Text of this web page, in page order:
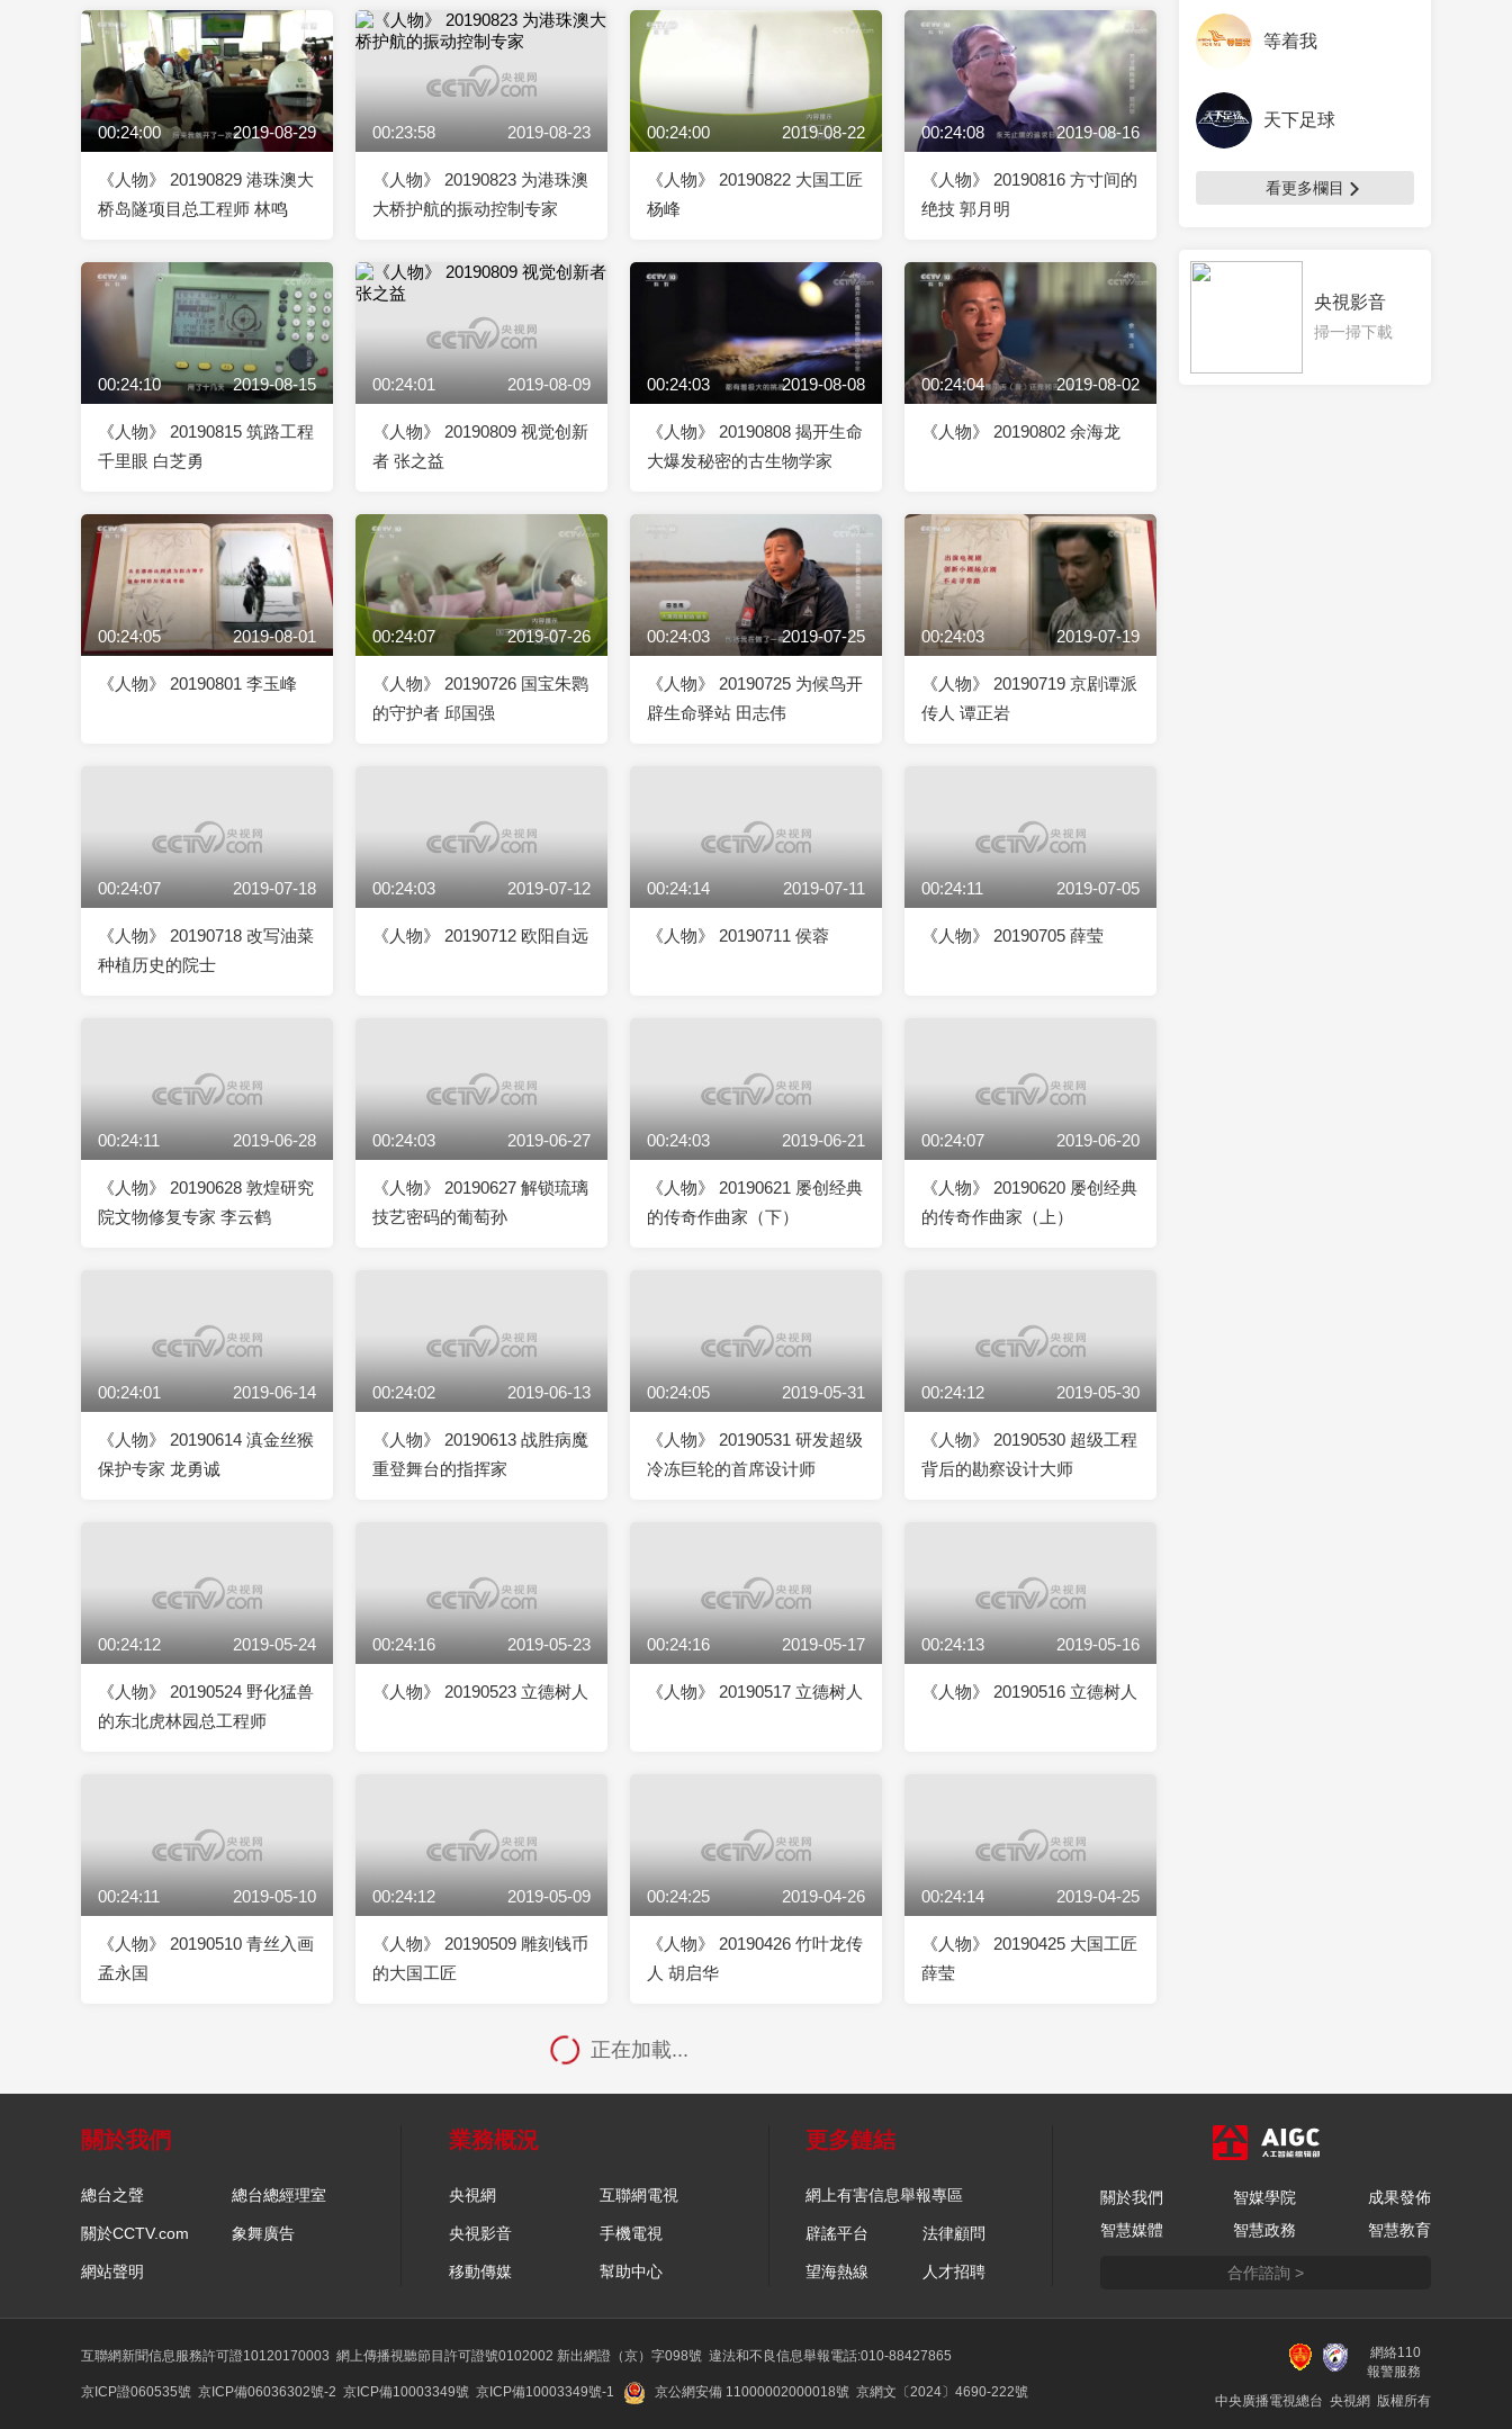
00:24:00 2019-08-29
《人物》 20190829 港珠澳大
桥岛隧项目总工程师 林鸣
00:23:58 2019-08-23
《人物》 20190823 为港珠澳
大桥护航的振动控制专家
00:24:00 2019-08-22
《人物》 20190822 大国工匠
杨峰
00:24:08 2019-08-16
《人物》 20190816 方寸间的
绝技 郭月明
00:24:10 2019-08-15
《人物》 20190815 筑路工程
千里眼 白芝勇
00:24:01 2019-08-09
《人物》 20190809 视觉创新
者 张之益
00:24:03 2019-08-08
《人物》 20190808 揭开生命
大爆发秘密的古生物学家
00:24:04 2019-08-02
《人物》 20190802 余海龙
00:24:05 2019-08-01
《人物》 20190801 李玉峰
00:24:07 2019-07-26
《人物》 20190726 国宝朱鹮
的守护者 邱国强
00:24:03 2019-07-25
《人物》 20190725 为候鸟开
辟生命驿站 田志伟
00:24:03 2019-07-19
《人物》 20190719 京剧谭派
传人 谭正岩
00:24:07 2019-07-18
《人物》 20190718 改写油菜
种植历史的院士
00:24:03 2019-07-12
《人物》 20190712 欧阳自远
00:24:14 2019-07-11
《人物》 20190711 侯蓉
00:24:11 2019-07-05
《人物》 20190705 薛莹
00:24:11 2019-06-28
《人物》 20190628 敦煌研究
院文物修复专家 李云鹤
00:24:03 2019-06-27
《人物》 20190627 解锁琉璃
技艺密码的葡萄孙
00:24:03 2019-06-21
《人物》 20190621 屡创经典
的传奇作曲家（下）
00:24:07 2019-06-20
《人物》 20190620 屡创经典
的传奇作曲家（上）
00:24:01 2019-06-14
《人物》 20190614 滇金丝猴
保护专家 龙勇诚
00:24:02 2019-06-13
《人物》 20190613 战胜病魔
重登舞台的指挥家
00:24:05 2019-05-31
《人物》 20190531 研发超级
冷冻巨轮的首席设计师
00:24:12 2019-05-30
《人物》 20190530 超级工程
背后的勘察设计大师
00:24:12 2019-05-24
《人物》 20190524 野化猛兽
的东北虎林园总工程师
00:24:16 2019-05-23
《人物》 20190523 立德树人
00:24:16 2019-05-17
《人物》 20190517 立德树人
00:24:13 2019-05-16
《人物》 20190516 立德树人
00:24:11 2019-05-10
《人物》 20190510 青丝入画
孟永国
00:24:12 2019-05-09
《人物》 20190509 雕刻钱币
的大国工匠
00:24:25 2019-04-26
《人物》 20190426 竹叶龙传
人 胡启华
00:24:14 2019-04-25
《人物》 20190425 大国工匠
薛莹
正在加載...
等着我
天下足球
看更多欄目
央視影音
掃一掃下載
關於我們
總台之聲 總台總經理室
關於CCTV.com 象舞廣告
網站聲明
業務概況
央視網 互聯網電視
央視影音 手機電視
移動傳媒 幫助中心
更多鏈結
網上有害信息舉報專區
辟謠平台 法律顧問
望海熱線 人才招聘
關於我們 智媒學院
成果發佈
智慧媒體
智慧政務 智慧教育
合作諮詢 >
互聯網新聞信息服務許可證10120170003 網上傳播視聽節目許可證號0102002 新出網證（京）字098號 違法和不良信息舉報電話:010-88427865
京ICP證060535號 京ICP備06036302號-2 京ICP備10003349號 京ICP備10003349號-1 京公網安備 11000002000018號 京網文〔2024〕4690-222號
網絡110
報警服務
中央廣播電視總台 央視網 版權所有